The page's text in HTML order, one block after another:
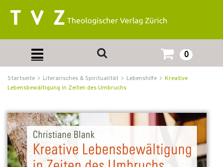
0
Startseite Literarisches & Spiritualität Lebenshilfe
Kreative
Lebensbewältigung in Zeiten des Umbruchs